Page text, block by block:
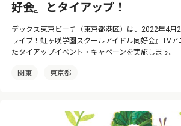
好会』とタイアップ！
デックス東京ビーチ（東京都港区）は、2022年4月
ライブ！虹ヶ咲学園スクールアイドル同好会』TV
たタイアップイベント・キャペーンを実施します。
関東 東京都